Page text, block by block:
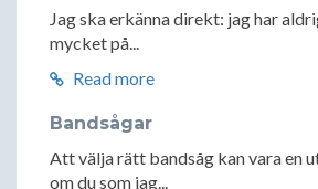
Jag ska erkänna direkt: jag har
mycket på...
Read more
Bandsågar
Att välja rätt bandsåg kan vara en
om du som jag...